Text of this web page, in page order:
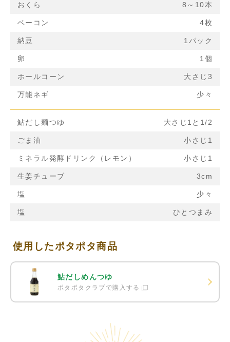
おくら 8～10本
ベーコン 4枚
納豆 1パック
卵 1個
ホールコーン 大さじ3
万能ネギ 少々
鮎だし麺つゆ 大さじ1と1/2
ごま油 小さじ1
ミネラル発酵ドリンク（レモン） 小さじ1
生姜チューブ 3cm
塩 少々
塩 ひとつまみ
使用したポタポタ商品
鮎だしめんつゆ
ポタポタクラブで購入する